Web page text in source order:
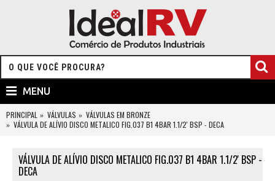
MENU
PRINCIPAL VÁLVULAS
VÁLVULAS EM BRONZE
VÁLVULA DE ALÍVIO DISCO METALICO FIG.037 B1 4BAR 1.1/2' BSP - DECA
VÁLVULA DE ALÍVIO DISCO METALICO FIG.037 B1 4BAR 1.1/2' BSP -
DECA